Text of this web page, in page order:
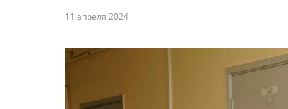
11 апреля 2024